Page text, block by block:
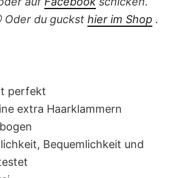
Oder du guckst hier im Shop .
perfekt
extra Haarklammern
Bequemlichkeit und